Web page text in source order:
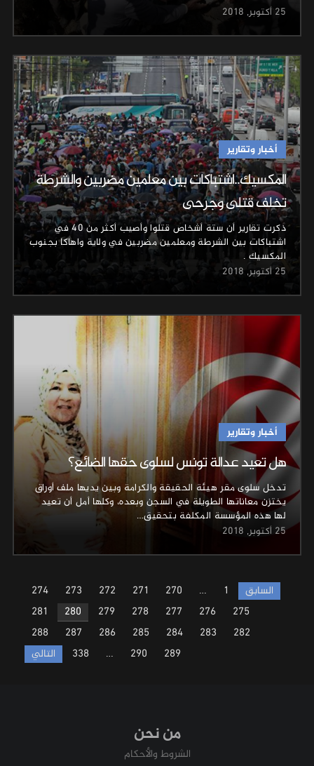
25 أكتوبر, 2018
أخبار وتقارير
المكسيك..اشتباكات بين معلمين مضربين والشرطة
تخلف قتلى وجرحى
ذكرت تقارير أن ستة أشخاص قتلوا وأصيب أكثر من 40 في
اشتباكات بين الشرطة ومعلمين مضربين في ولاية واهاكا بجنوب
المكسيك .
25 أكتوبر, 2018
أخبار وتقارير
هل تعيد عدالة تونس لسلوى حقها الضائع؟
تدخل سلوى مقر هيئة الحقيقة والكرامة وبين يديها ملف أوراق
يختزن معاناتها الطويلة في السجن وبعده، وكلها أمل أن تعيد
لها هذه المؤسسة المكلفة بتحقيق…
25 أكتوبر, 2018
Posts
pagination
السابق 1
…
270
271
272
273
274
275
276
277
278
279
280
281
282
283
284
285
286
287
288
289
290
…
338 التالي
من نحن
الشروط والأحكام